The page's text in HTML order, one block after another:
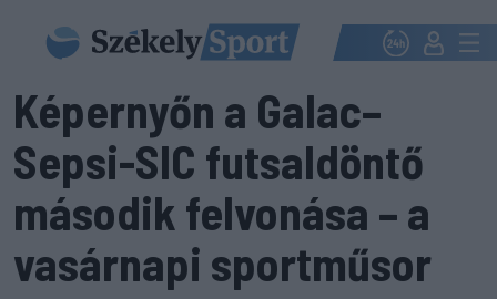
Képernyőn a Galac–
Sepsi-SIC futsaldöntő
második felvonása – a
vasárnapi sportműsor